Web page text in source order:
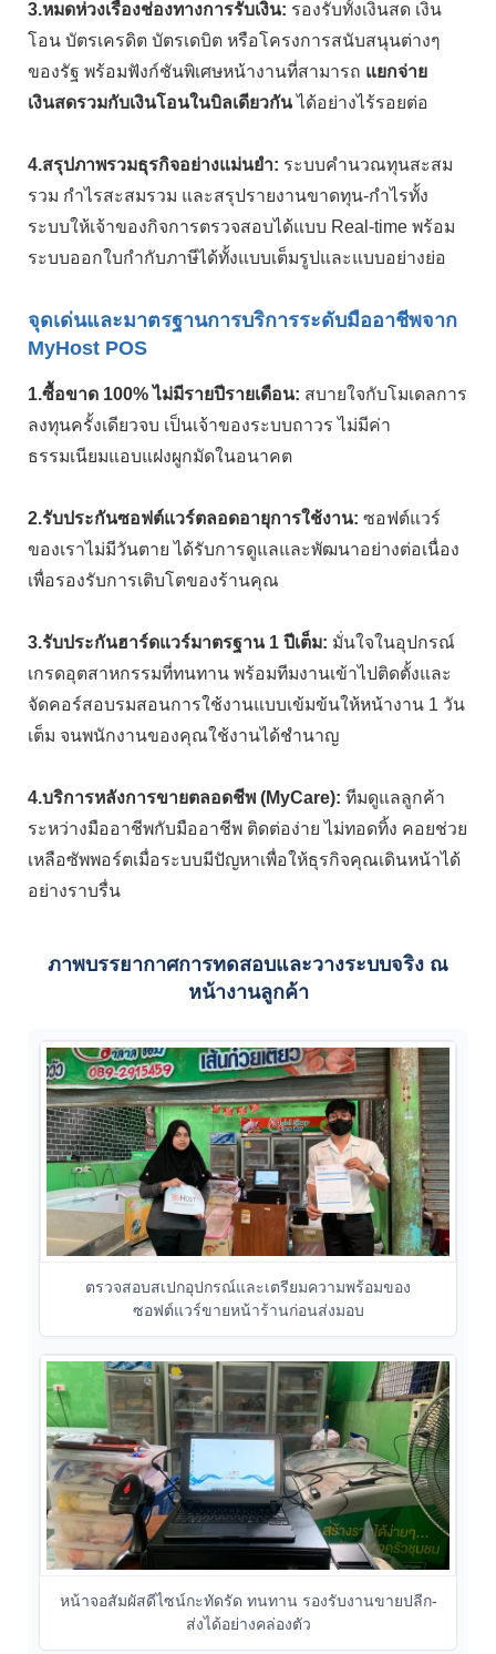
3.หมดห่วงเรื่องช่องทางการรับเงิน: รองรับทั้งเงินสด เงิน
โอน บัตรเครดิต บัตรเดบิต หรือโครงการสนับสนุนต่างๆ
ของรัฐ พร้อมฟังก์ชันพิเศษหน้างานที่สามารถ แยกจ่าย
เงินสดรวมกับเงินโอนในบิลเดียวกันได้อย่างไร้รอยต่อ
4.สรุปภาพรวมธุรกิจอย่างแม่นยำ: ระบบคำนวณทุนสะสม
รวม กำไรสะสมรวม และสรุปรายงานขาดทุน-กำไรทั้ง
ระบบให้เจ้าของกิจการตรวจสอบได้แบบ Real-time พร้อม
ระบบออกใบกำกับภาษีได้ทั้งแบบเต็มรูปและแบบอย่างย่อ
จุดเด่นและมาตรฐานการบริการระดับมืออาชีพจาก
MyHost POS
1.ซื้อขาด 100% ไม่มีรายปีรายเดือน: สบายใจกับโมเดลการ
ลงทุนครั้งเดียวจบ เป็นเจ้าของระบบถาวร ไม่มีค่า
ธรรมเนียมแอบแฝงผูกมัดในอนาคต
2.รับประกันซอฟต์แวร์ตลอดอายุการใช้งาน: ซอฟต์แวร์
ของเราไม่มีวันตาย ได้รับการดูแลและพัฒนาอย่างต่อเนื่อง
เพื่อรองรับการเติบโตของร้านคุณ
3.รับประกันฮาร์ดแวร์มาตรฐาน 1 ปีเต็ม: มั่นใจในอุปกรณ์
เกรดอุตสาหกรรมที่ทนทาน พร้อมทีมงานเข้าไปติดตั้งและ
จัดคอร์สอบรมสอนการใช้งานแบบเข้มข้นให้หน้างาน 1 วัน
เต็ม จนพนักงานของคุณใช้งานได้ชำนาญ
4.บริการหลังการขายตลอดชีพ (MyCare): ทีมดูแลลูกค้า
ระหว่างมืออาชีพกับมืออาชีพ ติดต่อง่าย ไม่ทอดทิ้ง คอยช่วย
เหลือซัพพอร์ตเมื่อระบบมีปัญหาเพื่อให้ธุรกิจคุณเดินหน้าได้
อย่างราบรื่น
ภาพบรรยากาศการทดสอบและวางระบบจริง ณ
หน้างานลูกค้า
ตรวจสอบสเปกอุปกรณ์และเตรียมความพร้อมของ
ซอฟต์แวร์ขายหน้าร้านก่อนส่งมอบ
หน้าจอสัมผัสดีไซน์กะทัดรัด ทนทาน รองรับงานขายปลีก-
ส่งได้อย่างคล่องตัว